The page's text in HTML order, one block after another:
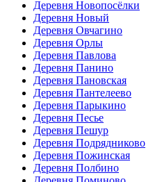
Деревня Новопосёлки
Деревня Новый
Деревня Овчагино
Деревня Орлы
Деревня Павлова
Деревня Панино
Деревня Пановская
Деревня Пантелеево
Деревня Парыкино
Деревня Песье
Деревня Пешур
Деревня Подрядниково
Деревня Пожинская
Деревня Полбино